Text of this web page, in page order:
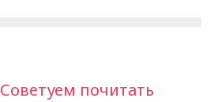
Советуем почитать